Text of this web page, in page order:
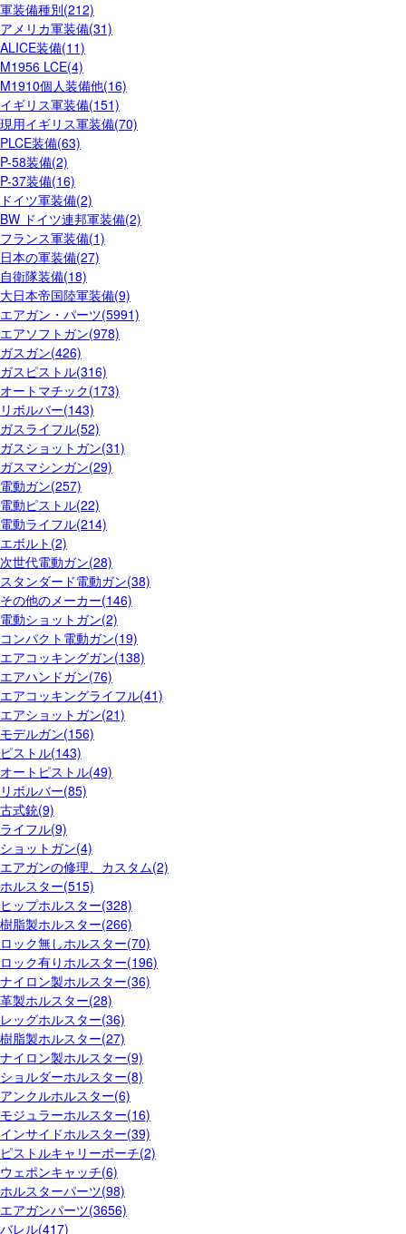
軍装備種別(212)
アメリカ軍装備(31)
ALICE装備(11)
M1956 LCE(4)
M1910個人装備他(16)
イギリス軍装備(151)
現用イギリス軍装備(70)
PLCE装備(63)
P-58装備(2)
P-37装備(16)
ドイツ軍装備(2)
BW ドイツ連邦軍装備(2)
フランス軍装備(1)
日本の軍装備(27)
自衛隊装備(18)
大日本帝国陸軍装備(9)
エアガン・パーツ(5991)
エアソフトガン(978)
ガスガン(426)
ガスピストル(316)
オートマチック(173)
リボルバー(143)
ガスライフル(52)
ガスショットガン(31)
ガスマシンガン(29)
電動ガン(257)
電動ピストル(22)
電動ライフル(214)
エボルト(2)
次世代電動ガン(28)
スタンダード電動ガン(38)
その他のメーカー(146)
電動ショットガン(2)
コンパクト電動ガン(19)
エアコッキングガン(138)
エアハンドガン(76)
エアコッキングライフル(41)
エアショットガン(21)
モデルガン(156)
ピストル(143)
オートピストル(49)
リボルバー(85)
古式銃(9)
ライフル(9)
ショットガン(4)
エアガンの修理、カスタム(2)
ホルスター(515)
ヒップホルスター(328)
樹脂製ホルスター(266)
ロック無しホルスター(70)
ロック有りホルスター(196)
ナイロン製ホルスター(36)
革製ホルスター(28)
レッグホルスター(36)
樹脂製ホルスター(27)
ナイロン製ホルスター(9)
ショルダーホルスター(8)
アンクルホルスター(6)
モジュラーホルスター(16)
インサイドホルスター(39)
ピストルキャリーポーチ(2)
ウェポンキャッチ(6)
ホルスターパーツ(98)
エアガンパーツ(3656)
バレル(417)